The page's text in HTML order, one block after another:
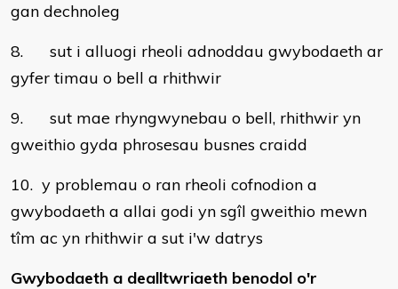
gan dechnoleg
8. sut i alluogi rheoli adnoddau gwybodaeth ar
gyfer timau o bell a rhithwir
9. sut mae rhyngwynebau o bell, rhithwir yn
gweithio gyda phrosesau busnes craidd
10. y problemau o ran rheoli cofnodion a
gwybodaeth a allai godi yn sgîl gweithio mewn
tîm ac yn rhithwir a sut i'w datrys
Gwybodaeth a dealltwriaeth benodol o'r